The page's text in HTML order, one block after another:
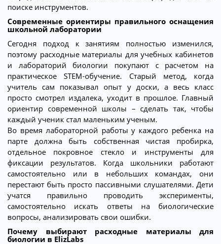
поиске инструментов.
Современные ориентиры правильного оснащения
школьной лаборатории
Сегодня подход к занятиям полностью изменился,
поэтому расходные материалы для учебных кабинетов
и лабораторий биологии покупают с расчетом на
практическое STEM-обучение. Старый метод, когда
учитель сам показывал опыт у доски, а весь класс
просто смотрел издалека, уходит в прошлое. Главный
ориентир современной школы – сделать так, чтобы
каждый ученик стал маленьким ученым.
Во время лабораторной работы у каждого ребенка на
парте должна быть собственная чистая пробирка,
отдельное покровное стекло и инструменты для
фиксации результатов. Когда школьники работают
самостоятельно или в небольших командах, они
перестают быть просто пассивными слушателями. Дети
учатся правильно проводить эксперименты,
самостоятельно искать ответы на биологические
вопросы, анализировать свои ошибки.
Почему выбирают расходные материалы для
биологии в ElizLabs